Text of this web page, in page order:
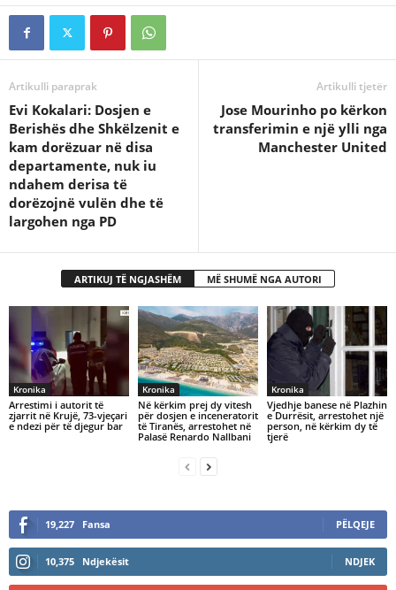
Artikulli paraprak
Evi Kokalari: Dosjen e
Berishës dhe Shkëlzenit e
kam dorëzuar në disa
departamente, nuk iu
ndahem derisa të
dorëzojnë vulën dhe të
largohen nga PD
Artikulli tjetër
Jose Mourinho po kërkon
transferimin e një ylli nga
Manchester United
ARTIKUJ TË NGJASHËM MË SHUMË NGA AUTORI
Kronika
Arrestimi i autorit të
zjarrit në Krujë, 73-vjeçari
e ndezi për të djegur bar
Kronika
Në kërkim prej dy vitesh
për dosjen e inceneratorit
të Tiranës, arrestohet në
Palasë Renardo Nallbani
Kronika
Vjedhje banese në Plazhin
e Durrësit, arrestohet një
person, në kërkim dy të
tjerë
19,227 Fansa PËLQEJE
10,375 Ndjekësit NDJEK